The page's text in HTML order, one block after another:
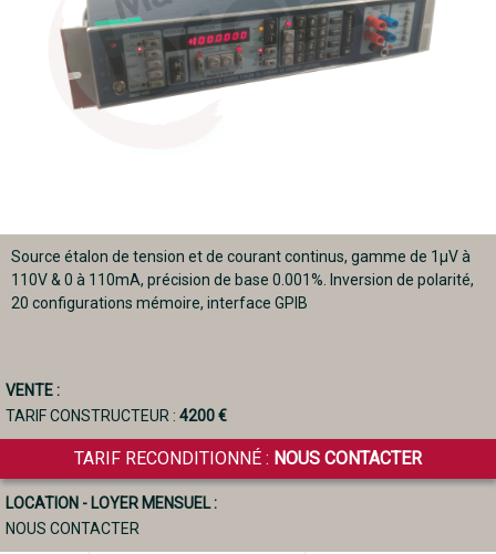
Source étalon de tension et de courant continus, gamme de 1µV à
110V & 0 à 110mA, précision de base 0.001%. Inversion de polarité,
20 configurations mémoire, interface GPIB
VENTE :
TARIF CONSTRUCTEUR : 4200 €
TARIF RECONDITIONNÉ : NOUS CONTACTER
LOCATION - LOYER MENSUEL :
NOUS CONTACTER